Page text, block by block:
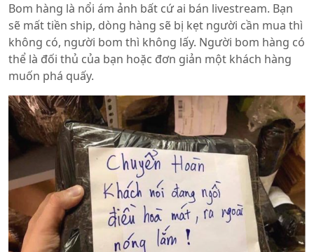
Bom hàng là nổi ám ảnh bất cứ ai bán livestream. Bạn
sẽ mất tiền ship, dòng hàng sẽ bị kẹt người cần mua thì
không có, người bom thì không lấy. Người bom hàng có
thể là đối thủ của bạn hoặc đơn giản một khách hàng
muốn phá quấy.